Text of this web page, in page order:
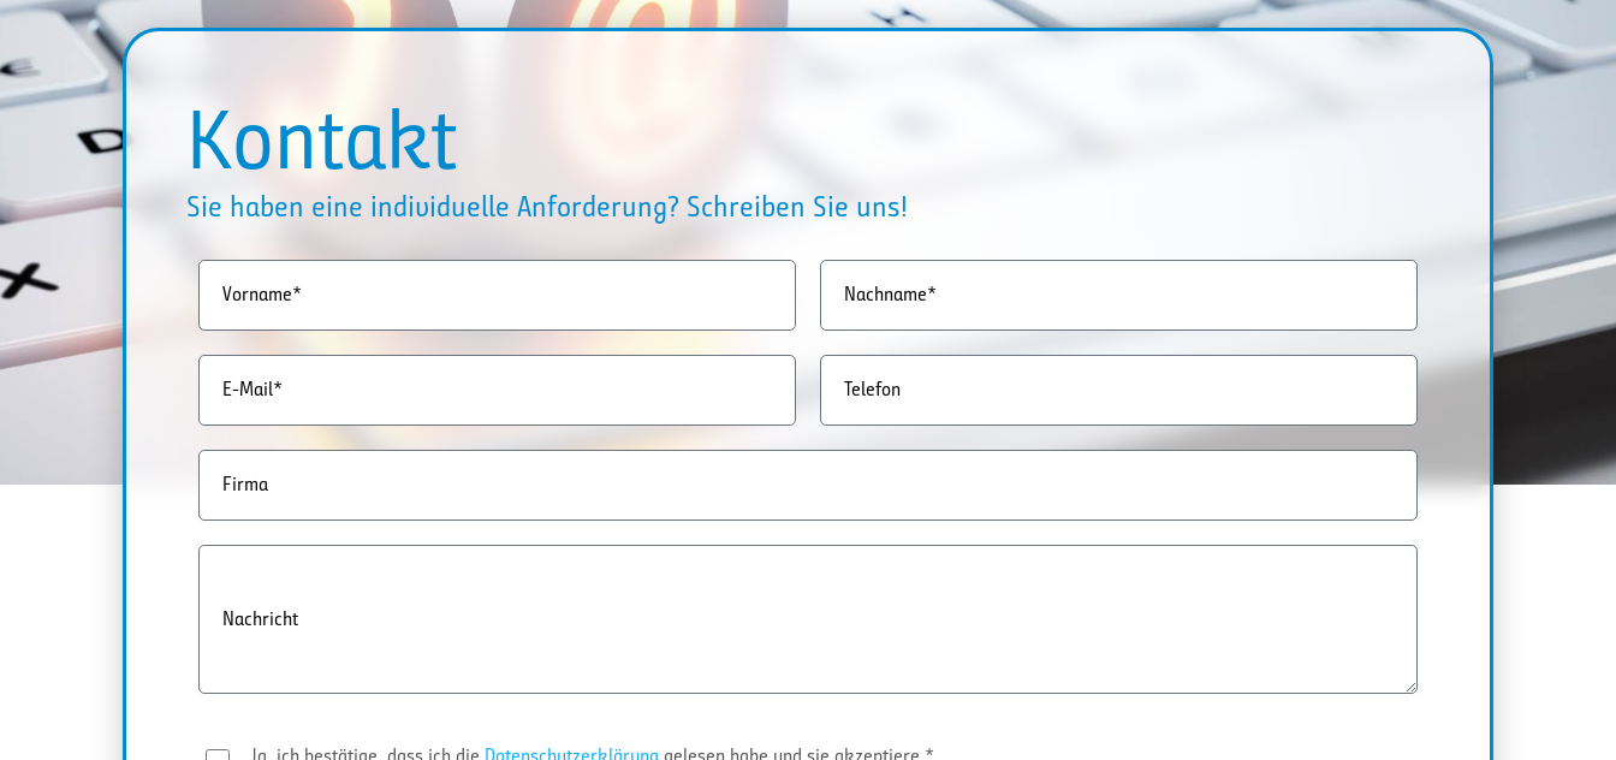
Kontakt
Sie haben eine individuelle Anforderung? Schreiben Sie uns!
Vorname* Nachname*
E-Mail* Telefon
Firma
Nachricht